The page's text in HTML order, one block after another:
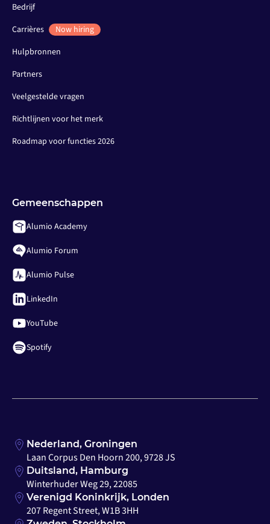
Bedrijf
Carrières
Now hiring
Hulpbronnen
Partners
Veelgestelde vragen
Richtlijnen voor het merk
Roadmap voor functies 2026
Gemeenschappen
Alumio Academy
Alumio Forum
Alumio Pulse
LinkedIn
YouTube
Spotify
Nederland, Groningen
Laan Corpus Den Hoorn 200, 9728 JS
Duitsland, Hamburg
Winterhuder Weg 29, 22085
Verenigd Koninkrijk, Londen
207 Regent Street, W1B 3HH